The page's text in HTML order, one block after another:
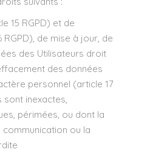
15 RGPD) et de
de mise à jour, de
des Utilisateurs droit
des données
personnel (article 17
sont inexactes,
périmées, ou dont la
communication ou la